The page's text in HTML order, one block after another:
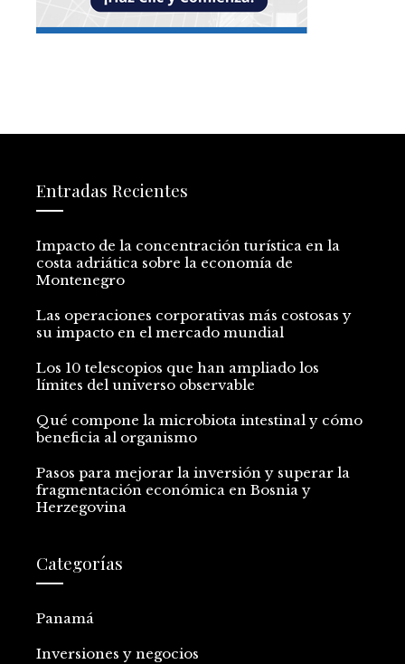
Entradas Recientes
Impacto de la concentración turística en la
costa adriática sobre la economía de
Montenegro
Las operaciones corporativas más costosas y
su impacto en el mercado mundial
Los 10 telescopios que han ampliado los
límites del universo observable
Qué compone la microbiota intestinal y cómo
beneficia al organismo
Pasos para mejorar la inversión y superar la
fragmentación económica en Bosnia y
Herzegovina
Categorías
Panamá
Inversiones y negocios